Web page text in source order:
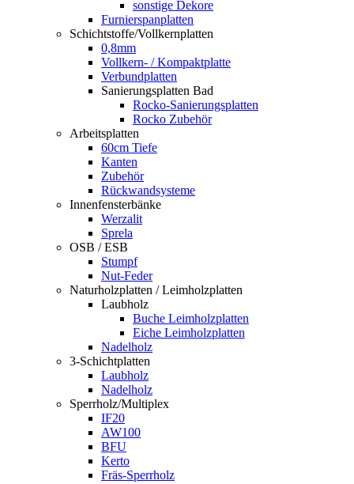
sonstige Dekore
Furnierspanplatten
Schichtstoffe/Vollkernplatten
0,8mm
Vollkern- / Kompaktplatte
Verbundplatten
Sanierungsplatten Bad
Rocko-Sanierungsplatten
Rocko Zubehör
Arbeitsplatten
60cm Tiefe
Kanten
Zubehör
Rückwandsysteme
Innenfensterbänke
Werzalit
Sprela
OSB / ESB
Stumpf
Nut-Feder
Naturholzplatten / Leimholzplatten
Laubholz
Buche Leimholzplatten
Eiche Leimholzplatten
Nadelholz
3-Schichtplatten
Laubholz
Nadelholz
Sperrholz/Multiplex
IF20
AW100
BFU
Kerto
Fräs-Sperrholz